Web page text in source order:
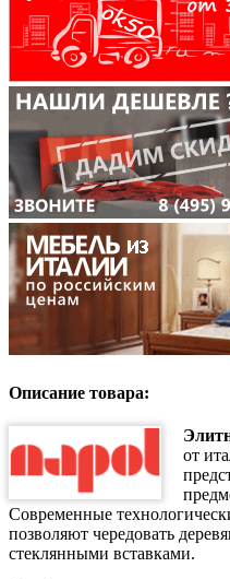
Описание товара:
от
Современные
позволяют чередовать
стеклянными вставками.